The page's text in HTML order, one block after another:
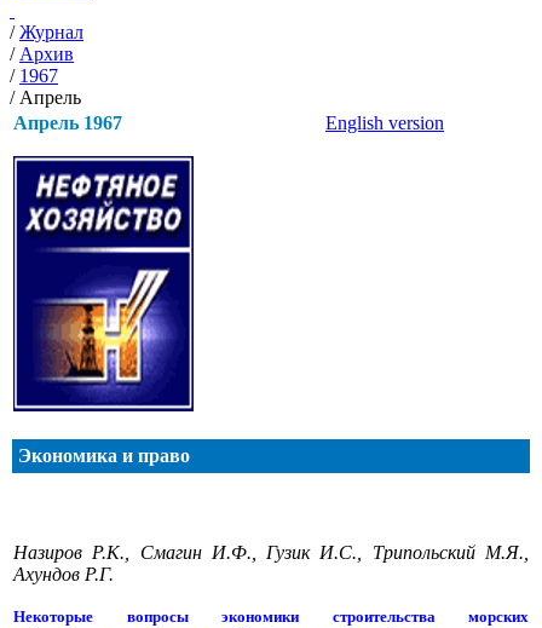
/Журнал
/ Архив
/ 1967
/ Апрель
Апрель 1967
English version
Экономика и право
Назиров Р.К., Смагин И.Ф., Гузик И.С., Трипольский М.Я.,
Ахундов Р.Г.
Некоторые вопросы экономики строительства морских